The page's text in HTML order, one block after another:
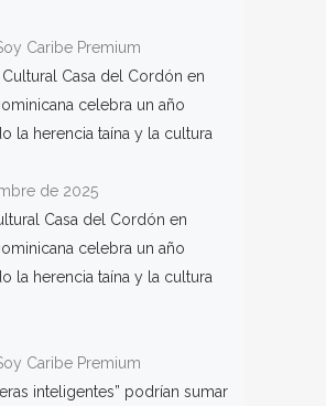
Caribe Premium
de 2025
Casa del Cordón en
celebra un año
la herencia taína y la cultura
Caribe Premium